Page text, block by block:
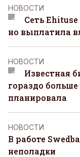
НОВОСТИ
Сеть
но выплатила
НОВОСТИ
Известная
гораздо
планировала
НОВОСТИ
В работе
неполадки